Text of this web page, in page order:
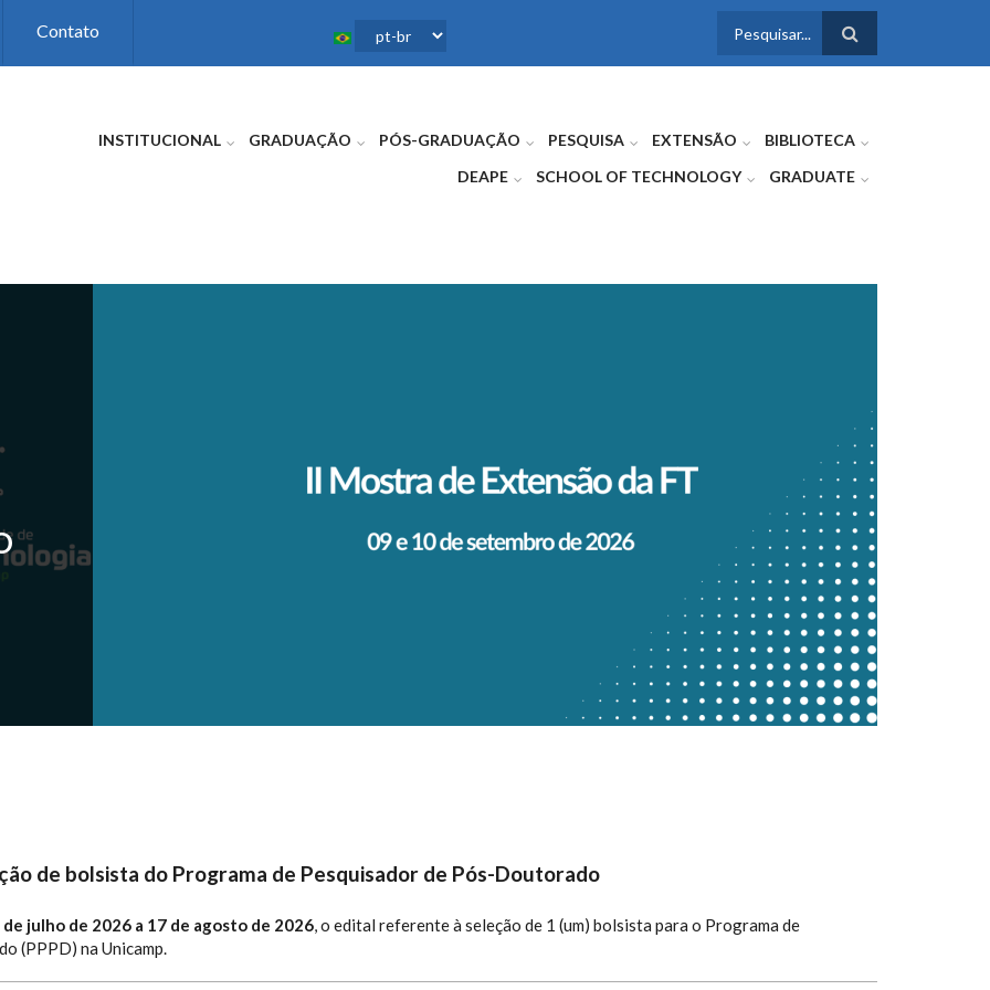
Contato
FORMULÁRIO
INSTITUCIONAL GRADUAÇÃO PÓS-GRADUAÇÃO PESQUISA EXTENSÃO
BIBLIOTECA
DEAPE
SCHOOL OF TECHNOLOGY GRADUATE
de bolsista do Programa de Pesquisador de Pós-Doutorado
de julho de 2026 a 17 de agosto de 2026, o edital referente à seleção de 1 (um) bolsista para o Programa de
(PPPD) na Unicamp.